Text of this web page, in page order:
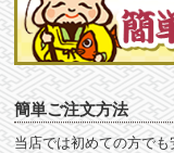
簡単ご注文方法
当店では初めての方でも